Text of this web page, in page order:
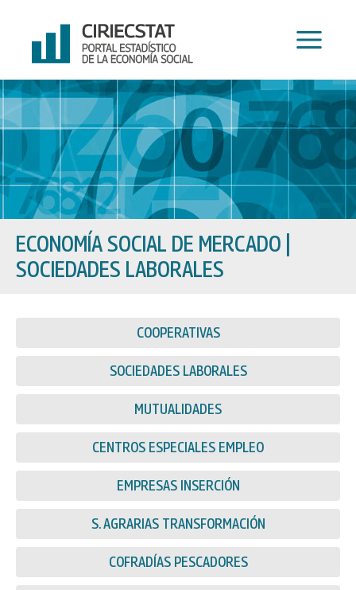
contenido
ECONOMÍA SOCIAL DE MERCADO
SOCIEDADES LABORALES
COOPERATIVAS
SOCIEDADES LABORALES
MUTUALIDADES
CENTROS ESPECIALES EMPLEO
EMPRESAS INSERCIÓN
S. AGRARIAS TRANSFORMACIÓN
COFRADÍAS PESCADORES